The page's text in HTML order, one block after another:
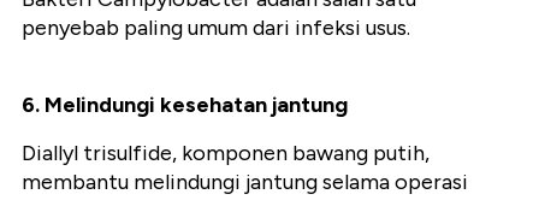
penyebab paling umum dari infeksi usus.
6. Melindungi kesehatan jantung
Diallyl trisulfide, komponen bawang putih,
membantu melindungi jantung selama operasi